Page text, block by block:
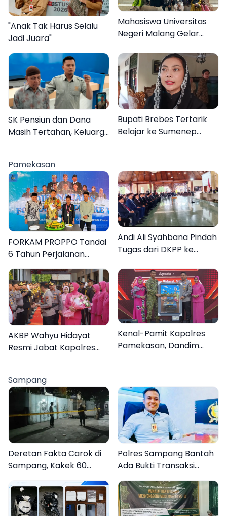
"Anak Tak Harus Selalu
Jadi Juara"
Mahasiswa Universitas
Negeri Malang Gelar
Desa Dapenda
SK Pensiun dan Dana
Masih Tertahan, Keluarga
Bupati Brebes Tertarik
Belajar ke Sumenep
Pamekasan
FORKAM PROPPO Tandai
6 Tahun Perjalanan
dengan Peluncuran Mars,
Hymne, dan Buku
Organisasi
Andi Ali Syahbana Pindah
Tugas dari DKPP ke
AKBP Wahyu Hidayat
Resmi Jabat Kapolres
Kenal-Pamit Kapolres
Pamekasan, Dandim
Sampang
Deretan Fakta Carok di
Sampang, Kakek 60
Tahun Duel Melawan 2
Pria
Polres Sampang Bantah
Ada Bukti Transaksi
dalam Kasus Rudapaksa
Anak 27 Tersangka